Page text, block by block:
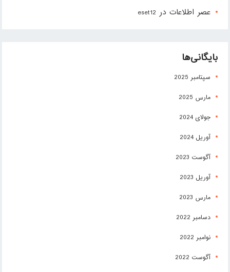
عصر اطلاعات در eset12
بایگانی‌ها
سپتامبر 2025
مارس 2025
جولای 2024
آوریل 2024
آگوست 2023
آوریل 2023
مارس 2023
دسامبر 2022
نوامبر 2022
آگوست 2022